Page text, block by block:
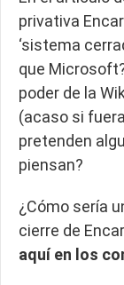
privativa
‘sistema
que
poder de la
(acaso si
pretenden
piensan?
¿Cómo sería
cierre de
aquí en los